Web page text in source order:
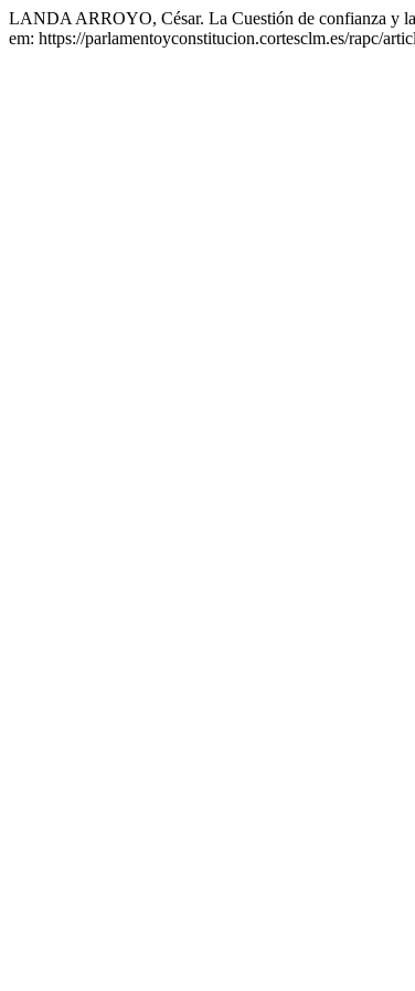
LANDA ARROYO, César. La Cuestión de confianza y
em: https://parlamentoyconstitucion.cortesclm.es/rapc/